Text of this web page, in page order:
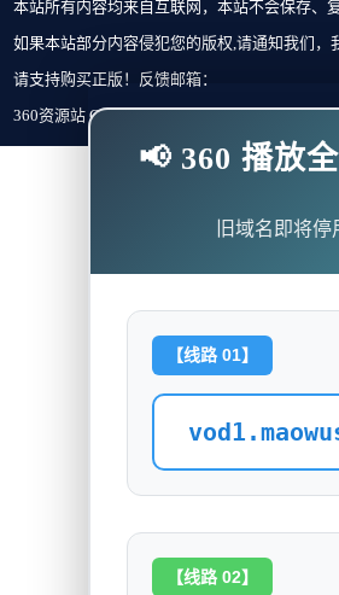
本站所有内容均来自互联网，本站不会保存、
如果本站部分内容侵犯您的版权,请通知我们
请支持购买正版！反馈邮箱：
360资源站 Copyright ©2018-2023 All Rights
📢 360 播放
旧域名即将
【线路 01】
【线路 02】